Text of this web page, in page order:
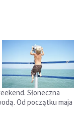
Słoneczna
Od początku maja